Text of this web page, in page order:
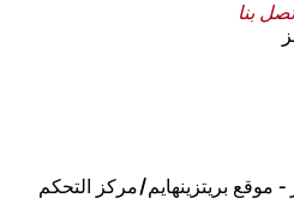
بنا
موقع بريتزينهايم/مركز التحكم